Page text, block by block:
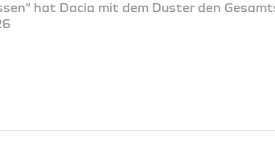
hat Dacia mit dem Duster den